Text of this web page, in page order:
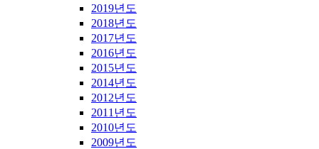
2019년도
2018년도
2017년도
2016년도
2015년도
2014년도
2012년도
2011년도
2010년도
2009년도